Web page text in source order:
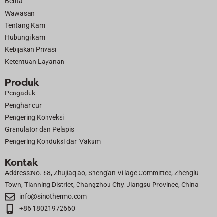
o
o
k
t
e
r
Wawasan
Tentang Kami
Hubungi kami
Kebijakan Privasi
Ketentuan Layanan
Produk
Pengaduk
Penghancur
Pengering Konveksi
Granulator dan Pelapis
Pengering Konduksi dan Vakum
Kontak
Address:No. 68, Zhujiaqiao, Sheng'an Village Committee, Zhenglu
Town, Tianning District, Changzhou City, Jiangsu Province, China
info@sinothermo.com
+86 18021972660